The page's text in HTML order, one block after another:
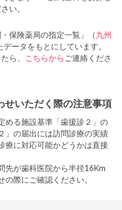
い。
保険薬局の指定一覧」（九州
ータをもとにしています。
ら、
こちらから ご連絡くださ
いただく際の注意事項
める施設基準「歯援診２」の
」の届出には訪問診療の実績
療に対応可能かどうかは直接
先が歯科医院から半径16Km
際にご確認ください。